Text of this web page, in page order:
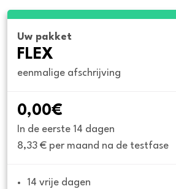
Uw pakket
FLEX
eenmalige afschrijving
0,00€
In de eerste 14 dagen
8,33 € per maand na de testfase
14 vrije dagen